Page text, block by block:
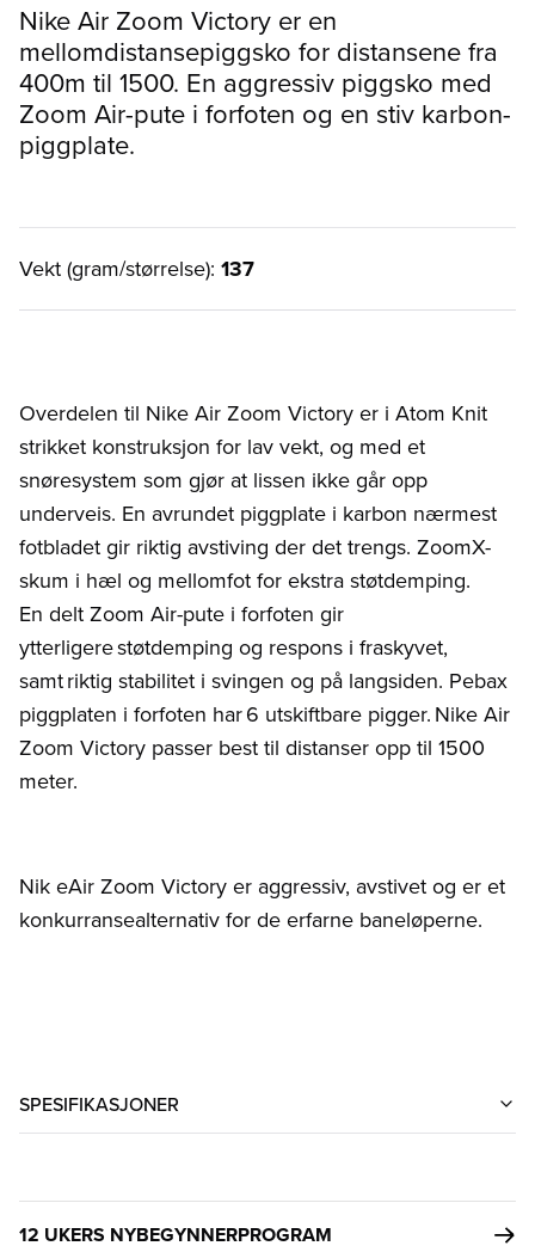
Nike Air Zoom Victory er en
mellomdistansepiggsko for distansene fra
400m til 1500. En aggressiv piggsko med
Zoom Air-pute i forfoten og en stiv karbon-
piggplate.
Vekt (gram/størrelse): 137
Overdelen til Nike Air Zoom Victory er i Atom Knit
strikket konstruksjon for lav vekt, og med et
snøresystem som gjør at lissen ikke går opp
underveis. En avrundet piggplate i karbon nærmest
fotbladet gir riktig avstiving der det trengs. ZoomX-
skum i hæl og mellomfot for ekstra støtdemping.
En delt Zoom Air-pute i forfoten gir
ytterligere støtdemping og respons i fraskyvet,
samt riktig stabilitet i svingen og på langsiden. Pebax
piggplaten i forfoten har 6 utskiftbare pigger. Nike Air
Zoom Victory passer best til distanser opp til 1500
meter.
Nik eAir Zoom Victory er aggressiv, avstivet og er et
konkurransealternativ for de erfarne baneløperne.
SPESIFIKASJONER
12 UKERS NYBEGYNNERPROGRAM